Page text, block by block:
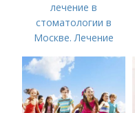
лечение в
стоматологии в
Москве. Лечение
Московской области